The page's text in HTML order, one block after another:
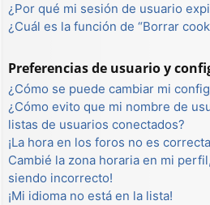
¿Por qué mi sesión de usuario
¿Cuál es la función de “Borrar
Preferencias de usuario y
¿Cómo se puede cambiar mi
¿Cómo evito que mi nombre de
listas de usuarios conectados?
¡La hora en los foros no es
Cambié la zona horaria en mi
siendo incorrecto!
¡Mi idioma no está en la lista!